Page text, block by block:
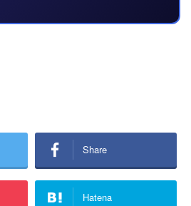
Share
Hatena